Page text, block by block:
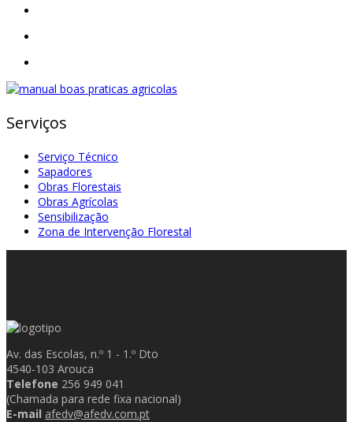
Serviços
Serviço Técnico
Sapadores
Obras Florestais
Obras Agrícolas
Sensibilização
Zona de Intervenção Florestal
Av. das Escolas, n.º 1 - 1.º Dto
4540-103 Arouca
Telefone 256 949 041
(Chamada para rede fixa nacional)
E-mail afedv@afedv.com.pt